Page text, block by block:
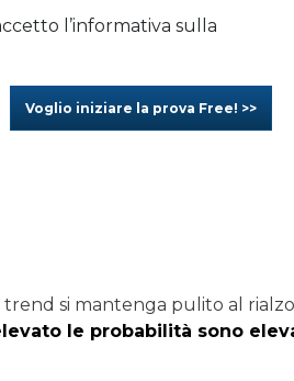
l’informativa sulla
Voglio iniziare la prova Free! >>
trend si mantenga pulito al
le probabilità sono